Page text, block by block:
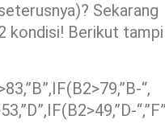
Sekarang
kondisi! Berikut
“,